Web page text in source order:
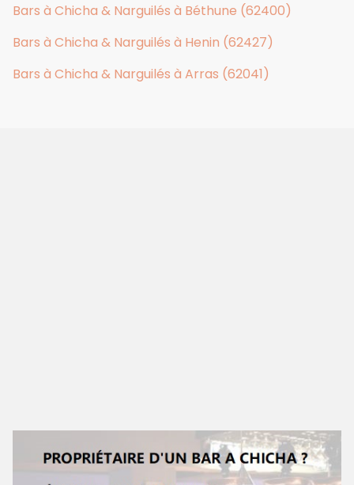
Bars à Chicha & Narguilés à Béthune (62400)
Bars à Chicha & Narguilés à Henin (62427)
Bars à Chicha & Narguilés à Arras (62041)